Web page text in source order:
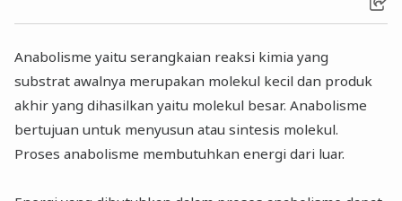
Anabolisme yaitu serangkaian reaksi kimia yang
substrat awalnya merupakan molekul kecil dan produk
akhir yang dihasilkan yaitu molekul besar. Anabolisme
bertujuan untuk menyusun atau sintesis molekul.
Proses anabolisme membutuhkan energi dari luar.